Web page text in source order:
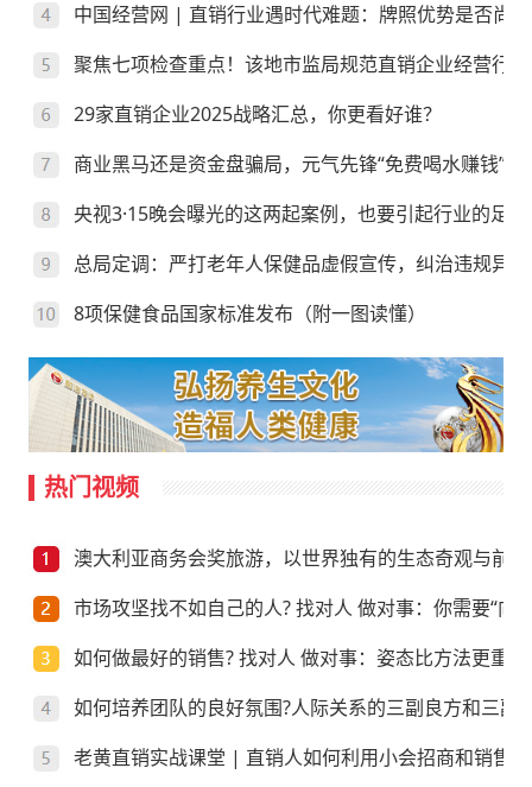
中国经营网 | 直销行业遇时代难题：牌照优势是否尚存
聚焦七项检查重点！该地市监局规范直销企业经营行为
29家直销企业2025战略汇总，你更看好谁？
商业黑马还是资金盘骗局，元气先锋“免费喝水赚钱”靠
央视3·15晚会曝光的这两起案例，也要引起行业的足
总局定调：严打老年人保健品虚假宣传，纠治违规异
8项保健食品国家标准发布（附一图读懂）
热门视频
澳大利亚商务会奖旅游，以世界独有的生态奇观与前
市场攻坚找不如自己的人? 找对人 做对事：你需要“向
如何做最好的销售? 找对人 做对事：姿态比方法更重要!
如何培养团队的良好氛围?人际关系的三副良方和三副
老黄直销实战课堂 | 直销人如何利用小会招商和销售